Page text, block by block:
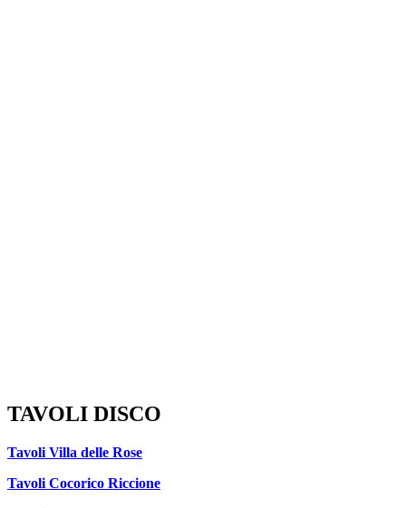
TAVOLI DISCO
Tavoli Villa delle Rose
Tavoli Cocorico Riccione